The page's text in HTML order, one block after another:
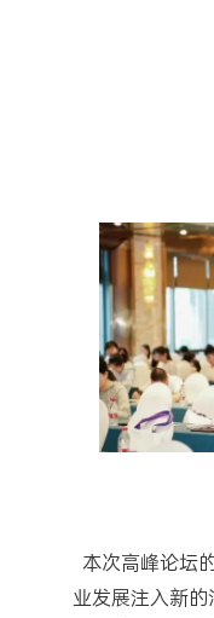
本次高峰论坛
业发展注入新